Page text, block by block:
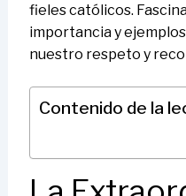
fieles católicos.
importancia y
nuestro respeto y
Contenido de la